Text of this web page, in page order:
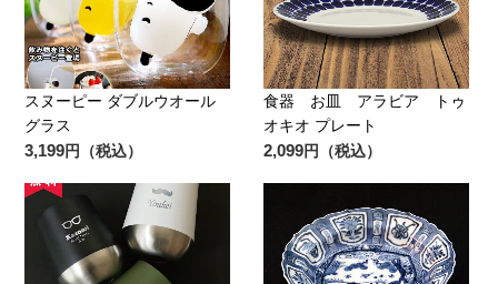
スヌーピー ダブルウオール
グラス
3,199円（税込）
食器 お皿 アラビア トゥ
オキオ プレート
2,099円（税込）